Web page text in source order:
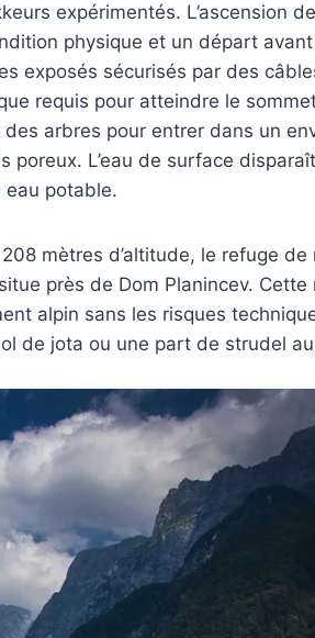
expérimentés. L’ascension de
physique et un départ avant
exposés sécurisés par des
requis pour atteindre le
arbres pour entrer dans un
L’eau de surface
eau potable.
mètres d’altitude, le refuge de
près de Dom Planincev. Cette
alpin sans les risques
de jota ou une part de strudel